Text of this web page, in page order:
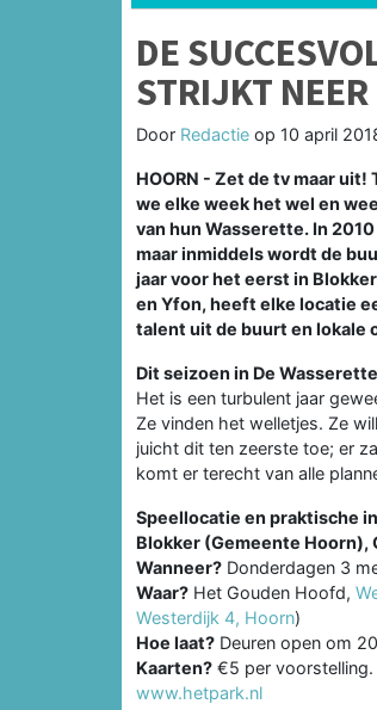
DE
STRIJKT NEER
Door Redactie op 10 april
HOORN - Zet de tv maar
we elke week het wel en
van hun Wasserette. In
maar inmiddels wordt de
jaar voor het eerst in
en Yfon, heeft elke locatie
talent uit de buurt en lokale
Dit seizoen in De
Het is een turbulent jaar
Ze vinden het welletjes. Ze
juicht dit ten zeerste toe; er
komt er terecht van alle
Speellocatie en praktische
Blokker (Gemeente Hoorn),
Wanneer? Donderdagen 3
Waar? Het Gouden Hoofd,
Westerdijk 4, Hoorn)
Hoe laat? Deuren open om
Kaarten? €5 per voorstelling.
www.hetpark.nl